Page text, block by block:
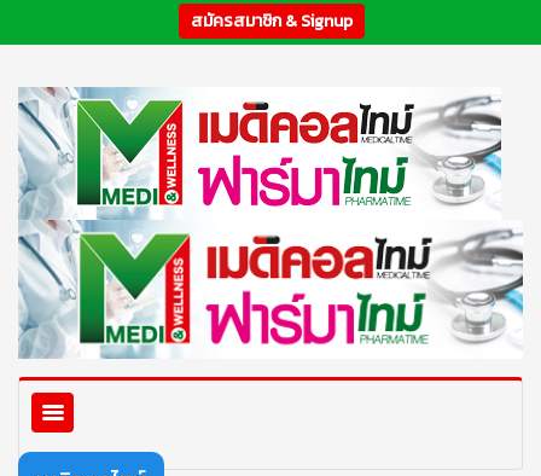
สมัครสมาชิก & Signup